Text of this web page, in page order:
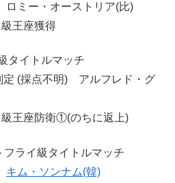
ミー・オーストリア(比)
王座獲得
タイトルマッチ
(採点不明) アルフレド・グ
王座防衛①(のちに返上)
ライ級タイトルマッチ
キム・ソンナム(韓)